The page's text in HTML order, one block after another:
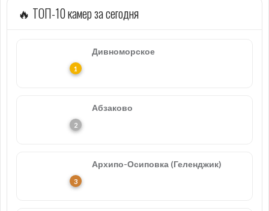
🔥 ТОП-10 камер за сегодня
Дивноморское
Абзаково
Архипо-Осиповка (Геленджик)